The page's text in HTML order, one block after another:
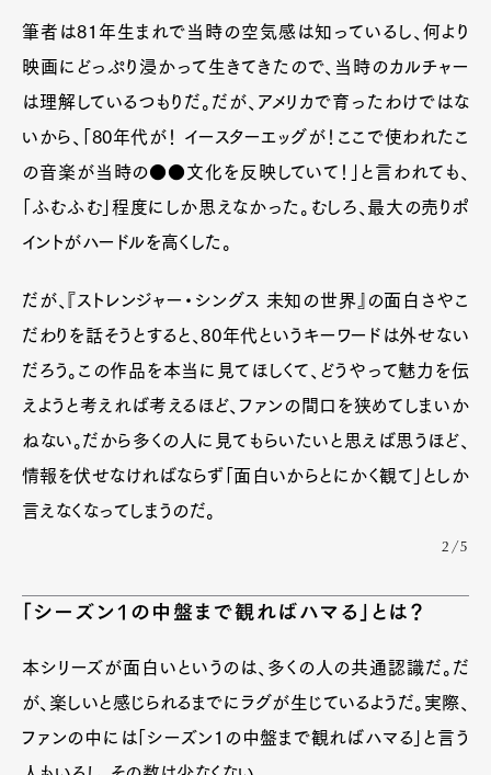
筆者は81年生まれで当時の空気感は知っているし、何より
映画にどっぷり浸かって生きてきたので、当時のカルチャー
は理解しているつもりだ。だが、アメリカで育ったわけではな
いから、「80年代が！ イースターエッグが！ここで使われたこ
の音楽が当時の●●文化を反映していて！」と言われても、
「ふむふむ」程度にしか思えなかった。むしろ、最大の売りポ
イントがハードルを高くした。
だが、『ストレンジャー・シングス 未知の世界』の面白さやこ
だわりを話そうとすると、80年代というキーワードは外せない
だろう。この作品を本当に見てほしくて、どうやって魅力を伝
えようと考えれば考えるほど、ファンの間口を狭めてしまいか
ねない。だから多くの人に見てもらいたいと思えば思うほど、
情報を伏せなければならず「面白いからとにかく観て」としか
言えなくなってしまうのだ。
2/5
「シーズン1の中盤まで観ればハマる」とは？
本シリーズが面白いというのは、多くの人の共通認識だ。だ
が、楽しいと感じられるまでにラグが生じているようだ。実際、
ファンの中には「シーズン1の中盤まで観ればハマる」と言う